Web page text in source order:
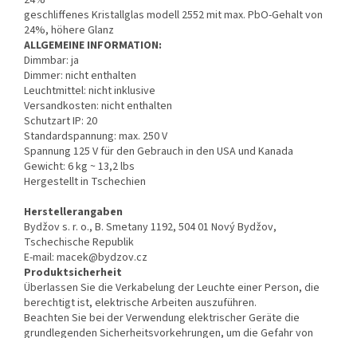
geschliffenes Kristallglas modell 2552 mit max. PbO-Gehalt von
24%, höhere Glanz
ALLGEMEINE INFORMATION:
Dimmbar: ja
Dimmer: nicht enthalten
Leuchtmittel: nicht inklusive
Versandkosten: nicht enthalten
Schutzart IP: 20
Standardspannung: max. 250 V
Spannung 125 V für den Gebrauch in den USA und Kanada
Gewicht: 6 kg ~ 13,2 lbs
Hergestellt in Tschechien
Herstellerangaben
Bydžov s. r. o., B. Smetany 1192, 504 01 Nový Bydžov,
Tschechische Republik
E-mail: macek@bydzov.cz
Produktsicherheit
Überlassen Sie die Verkabelung der Leuchte einer Person, die
berechtigt ist, elektrische Arbeiten auszuführen.
Beachten Sie bei der Verwendung elektrischer Geräte die
grundlegenden Sicherheitsvorkehrungen, um die Gefahr von